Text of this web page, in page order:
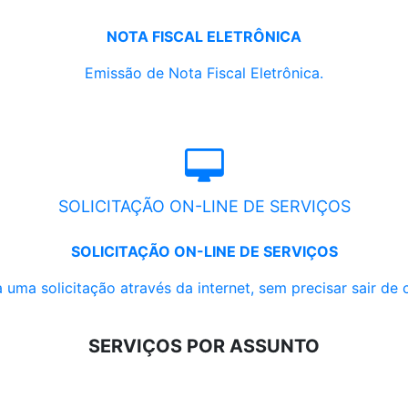
NOTA FISCAL ELETRÔNICA
Emissão de Nota Fiscal Eletrônica.
SOLICITAÇÃO ON-LINE DE SERVIÇOS
SOLICITAÇÃO ON-LINE DE SERVIÇOS
uma solicitação através da internet, sem precisar sair de
SERVIÇOS POR ASSUNTO